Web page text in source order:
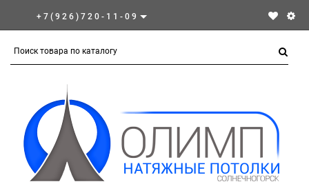
+7(926)720-11-09